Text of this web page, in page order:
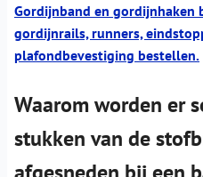
Gordijnband en gordijnhaken
gordijnrails, runners,
plafondbevestiging bestellen.
Waarom worden er
stukken van de